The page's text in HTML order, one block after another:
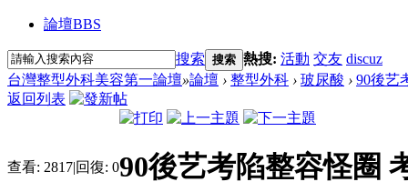
論壇BBS
搜索 搜索 熱搜: 活動 交友 discuz
台灣整型外科美容第一論壇»論壇 › 整型外科 › 玻尿酸 › 90後艺
返回列表
查看: 2817|回復: 090後艺考陷整容怪圈